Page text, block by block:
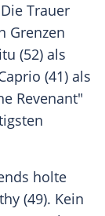
Trauer
Grenzen
(52) als
(41) als
Revenant"
holte
(49). Kein